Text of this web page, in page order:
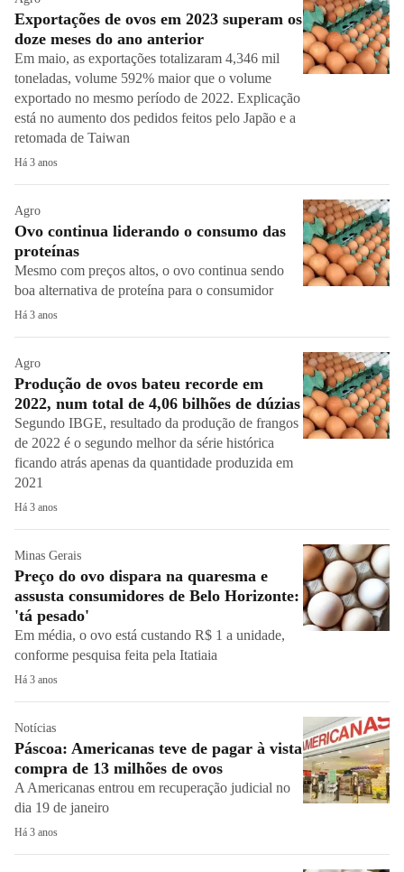
Exportações de ovos em 2023 superam os
doze meses do ano anterior
Em maio, as exportações totalizaram 4,346 mil
toneladas, volume 592% maior que o volume
exportado no mesmo período de 2022. Explicação
está no aumento dos pedidos feitos pelo Japão e a
retomada de Taiwan
Há 3 anos
Agro
Ovo continua liderando o consumo das
proteínas
Mesmo com preços altos, o ovo continua sendo
boa alternativa de proteína para o consumidor
Há 3 anos
Agro
Produção de ovos bateu recorde em
2022, num total de 4,06 bilhões de dúzias
Segundo IBGE, resultado da produção de frangos
de 2022 é o segundo melhor da série histórica
ficando atrás apenas da quantidade produzida em
2021
Há 3 anos
Minas Gerais
Preço do ovo dispara na quaresma e
assusta consumidores de Belo Horizonte:
'tá pesado'
Em média, o ovo está custando R$ 1 a unidade,
conforme pesquisa feita pela Itatiaia
Há 3 anos
Notícias
Páscoa: Americanas teve de pagar à vista
compra de 13 milhões de ovos
A Americanas entrou em recuperação judicial no
dia 19 de janeiro
Há 3 anos